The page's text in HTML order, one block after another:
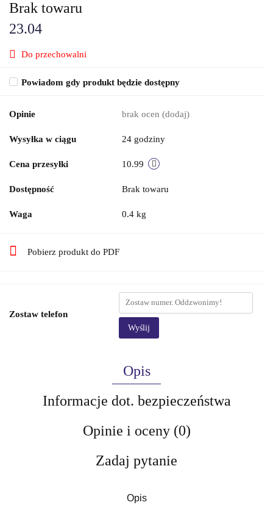
Brak towaru
23.04
Do przechowalni
Powiadom gdy produkt będzie dostępny
Opinie brak ocen (dodaj)
Wysyłka w ciągu 24 godziny
Cena przesyłki 10.99
Dostępność Brak towaru
Waga 0.4 kg
Pobierz produkt do PDF
Zostaw telefon
Wyślij
Opis
Informacje dot. bezpieczeństwa
Opinie i oceny (0)
Zadaj pytanie
Opis